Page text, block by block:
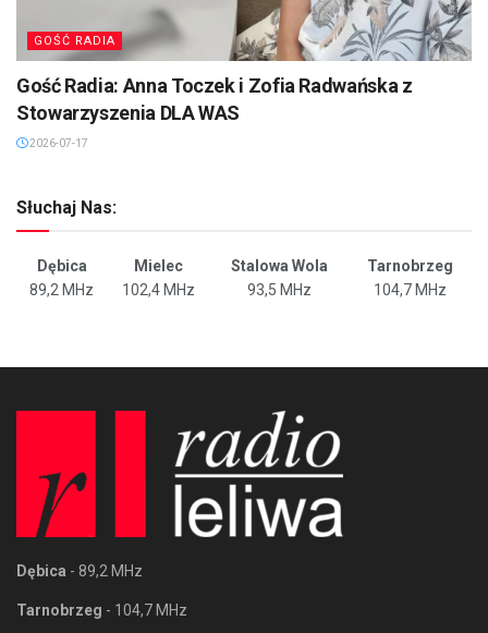
GOŚĆ RADIA
Gość Radia: Anna Toczek i Zofia Radwańska z
Stowarzyszenia DLA WAS
2026-07-17
Słuchaj Nas:
Dębica Mielec Stalowa Wola
Tarnobrzeg
89,2 MHz
102,4 MHz 93,5 MHz 104,7 MHz
Dębica - 89,2 MHz
Tarnobrzeg - 104,7 MHz